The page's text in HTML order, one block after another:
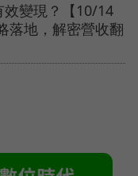
效變現？【10/14
落地，解密營收翻